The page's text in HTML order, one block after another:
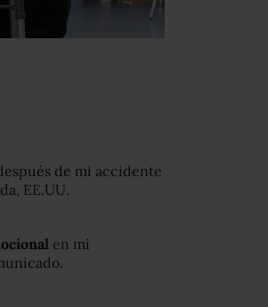
de mi accidente
EE.UU.
en mi